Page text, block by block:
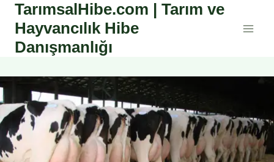
Skip
content
TarımsalHibe.com | Tarım ve
Hayvancılık Hibe
Danışmanlığı